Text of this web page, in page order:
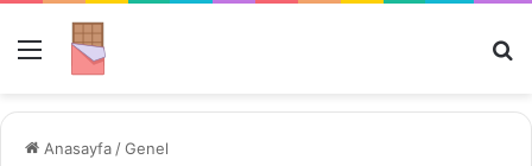
Menü
Anasayfa /Genel